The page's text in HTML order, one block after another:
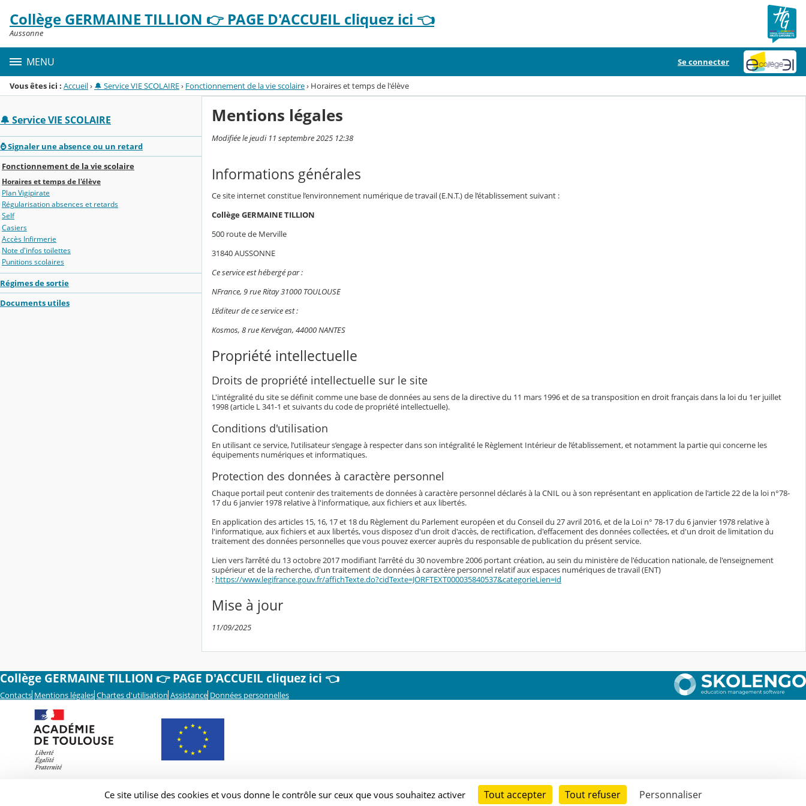
Menu de la rubrique
Contenu
Collège GERMAINE TILLION 👉 PAGE D'ACCUEIL cliquez ici 👈
Aussonne
MENU Se connecter
Vous êtes ici : Accueil› 🔔 Service VIE SCOLAIRE› Fonctionnement de la vie scolaire› Horaires et temps de l'élève
🔔 Service VIE SCOLAIRE
⌚ Signaler une absence ou un retard
Fonctionnement de la vie scolaire
Horaires et temps de l'élève
Plan Vigipirate
Régularisation absences et retards
Self
Casiers
Accès Infirmerie
Note d'infos toilettes
Punitions scolaires
Régimes de sortie
Documents utiles
Mentions légales
Modifiée le jeudi 11 septembre 2025 12:38
Informations générales
Ce site internet constitue l’environnement numérique de travail (E.N.T.) de l’établissement suivant :
Collège GERMAINE TILLION
500 route de Merville
31840 AUSSONNE
Ce service est hébergé par :
NFrance, 9 rue Ritay 31000 TOULOUSE
L’éditeur de ce service est :
Kosmos, 8 rue Kervégan, 44000 NANTES
Propriété intellectuelle
Droits de propriété intellectuelle sur le site
L'intégralité du site se définit comme une base de données au sens de la directive du 11 mars 1996 et de sa transposition en droit français dans la loi du 1er juillet
1998 (article L 341-1 et suivants du code de propriété intellectuelle).
Conditions d'utilisation
En utilisant ce service, l’utilisateur s’engage à respecter dans son intégralité le Règlement Intérieur de l’établissement, et notamment la partie qui concerne les
équipements numériques et informatiques.
Protection des données à caractère personnel
Chaque portail peut contenir des traitements de données à caractère personnel déclarés à la CNIL ou à son représentant en application de l'article 22 de la loi n°78-
17 du 6 janvier 1978 relative à l'informatique, aux fichiers et aux libertés.
En application des articles 15, 16, 17 et 18 du Règlement du Parlement européen et du Conseil du 27 avril 2016, et de la Loi n° 78-17 du 6 janvier 1978 relative à
l'informatique, aux fichiers et aux libertés, vous disposez d'un droit d'accès, de rectification, d'effacement des données collectées, et d'un droit de limitation du
traitement des données personnelles que vous pouvez exercer auprès du responsable de publication du présent service.
Lien vers l’arrêté du 13 octobre 2017 modifiant l'arrêté du 30 novembre 2006 portant création, au sein du ministère de l'éducation nationale, de l'enseignement
supérieur et de la recherche, d'un traitement de données à caractère personnel relatif aux espaces numériques de travail (ENT)
: https://www.legifrance.gouv.fr/affichTexte.do?cidTexte=JORFTEXT000035840537&categorieLien=id
Mise à jour
11/09/2025
Collège GERMAINE TILLION 👉 PAGE D'ACCUEIL cliquez ici 👈
Contacts Mentions légales Chartes d'utilisation Assistance Données personnelles
Ce site utilise des cookies et vous donne le contrôle sur ceux que vous souhaitez activer Tout accepter Tout refuser Personnaliser